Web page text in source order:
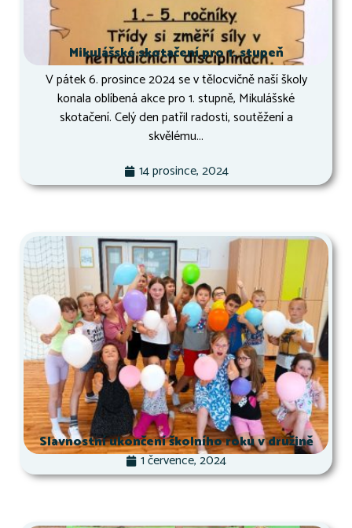
Mikulášské skotačení pro 1. stupeň
V pátek 6. prosince 2024 se v tělocvičně naší školy
konala oblíbená akce pro 1. stupně, Mikulášské
skotačení. Celý den patřil radosti, soutěžení a
skvělému...
14 prosince, 2024
Slavnostní ukončení školního roku v družině
1 července, 2024